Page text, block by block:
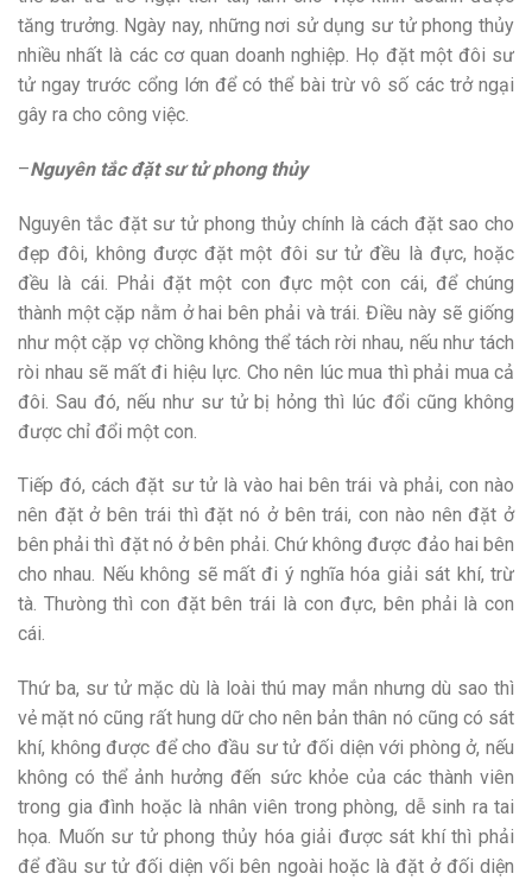
tăng trưởng. Ngày nay, những nơi sử dụng sư tử phong thủy
nhiều nhất là các cơ quan doanh nghiệp. Họ đặt một đôi sư
tử ngay trước cổng lớn để có thể bài trừ vô số các trở ngại
gây ra cho công việc.
–Nguyên tắc đặt sư tử phong thủy
Nguyên tắc đặt sư tử phong thủy chính là cách đặt sao cho
đẹp đôi, không được đặt một đôi sư tử đều là đực, hoặc
đều là cái. Phải đặt một con đực một con cái, để chúng
thành một cặp nằm ở hai bên phải và trái. Điều này sẽ giống
như một cặp vợ chồng không thể tách rời nhau, nếu như tách
ròi nhau sẽ mất đi hiệu lực. Cho nên lúc mua thì phải mua cả
đôi. Sau đó, nếu như sư tử bị hỏng thì lúc đổi cũng không
được chỉ đổi một con.
Tiếp đó, cách đặt sư tử là vào hai bên trái và phải, con nào
nên đặt ở bên trái thì đặt nó ở bên trái, con nào nên đặt ở
bên phải thì đặt nó ở bên phải. Chứ không được đảo hai bên
cho nhau. Nếu không sẽ mất đi ý nghĩa hóa giải sát khí, trừ
tà. Thưòng thì con đặt bên trái là con đực, bên phải là con
cái.
Thứ ba, sư tử mặc dù là loài thú may mắn nhưng dù sao thì
vẻ mặt nó cũng rất hung dữ cho nên bản thân nó cũng có sát
khí, không được để cho đầu sư tử đối diện với phòng ở, nếu
không có thể ảnh hưởng đến sức khỏe của các thành viên
trong gia đình hoặc là nhân viên trong phòng, dễ sinh ra tai
họa. Muốn sư tử phong thủy hóa giải được sát khí thì phải
để đầu sư tử đối diện vối bên ngoài hoặc là đặt ở đối diện